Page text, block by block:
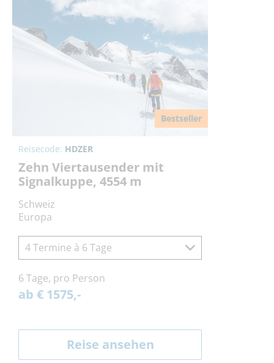
Bestseller
Reisecode: HDZER
Zehn Viertausender mit
Signalkuppe, 4554 m
Schweiz
Europa
4 Termine à 6 Tage
6 Tage, pro Person
ab € 1575,-
Reise ansehen